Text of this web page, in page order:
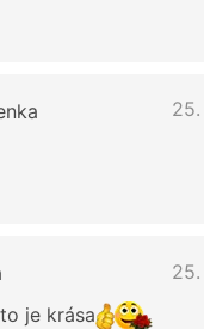
25.
25.
je krása